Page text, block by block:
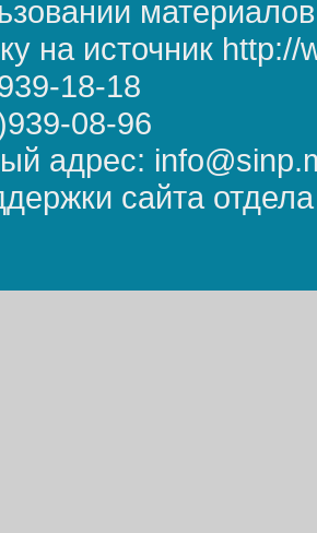
на источник
18-18
08-96
адрес:
сайта